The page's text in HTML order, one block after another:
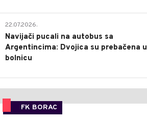
22.07.2026.
Navijači pucali na autobus sa
Argentincima: Dvojica su prebačena u
bolnicu
FK BORAC